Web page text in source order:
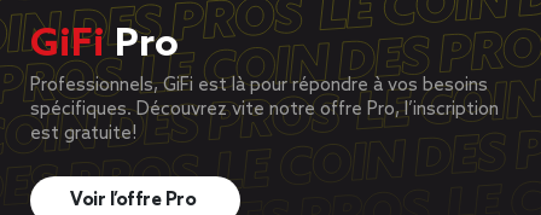
GiFiPro
Professionnels, GiFi est là pour répondre à vos besoins
spécifiques. Découvrez vite notre offre Pro, l’inscription
est gratuite!
Voir l’offre Pro